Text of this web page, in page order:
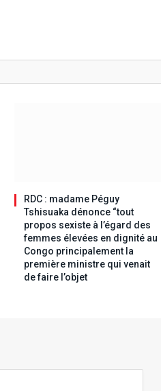
RDC : madame Péguy
Tshisuaka dénonce “tout
propos sexiste à l’égard des
femmes élevées en dignité au
Congo principalement la
première ministre qui venait
de faire l’objet